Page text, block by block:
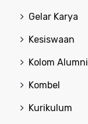
Gelar Karya
Kesiswaan
Kolom Alumni
Kombel
Kurikulum